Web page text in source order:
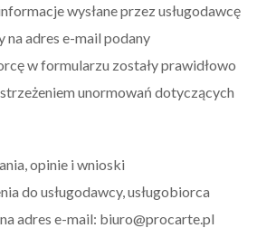
wysłane przez usługodawcę
na adres e-mail podany
w formularzu zostały prawidłowo
unormowań dotyczących
opinie i wnioski
do usługodawcy, usługobiorca
adres e-mail: biuro@procarte.pl